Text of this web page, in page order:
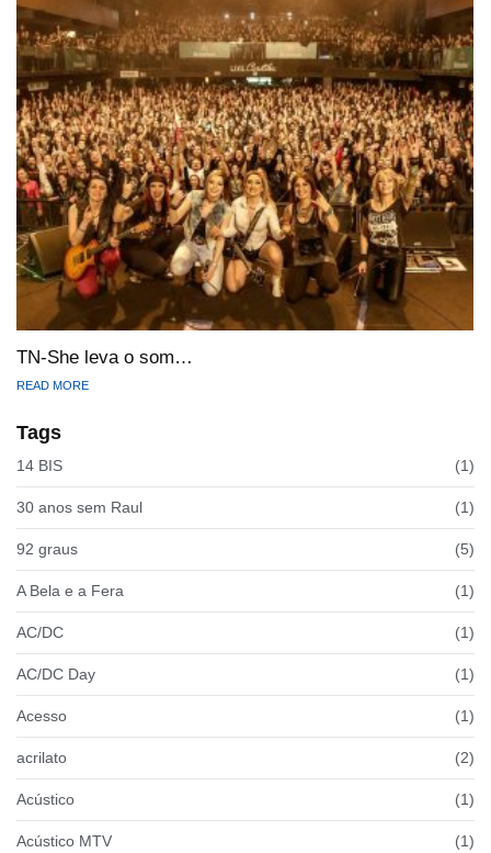
TN-She leva o som…
READ MORE
Tags
14 BIS (1)
30 anos sem Raul (1)
92 graus (5)
A Bela e a Fera (1)
AC/DC (1)
AC/DC Day (1)
Acesso (1)
acrilato (2)
Acústico (1)
Acústico MTV (1)